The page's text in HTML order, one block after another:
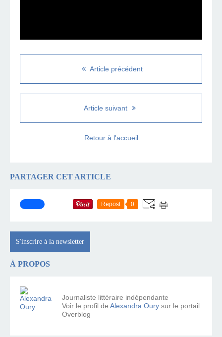
Article précédent
Article suivant
Retour à l'accueil
PARTAGER CET ARTICLE
Repost 0
S'inscrire à la newsletter
À PROPOS
Journaliste littéraire indépendante
Voir le profil de Alexandra Oury sur le portail
Overblog